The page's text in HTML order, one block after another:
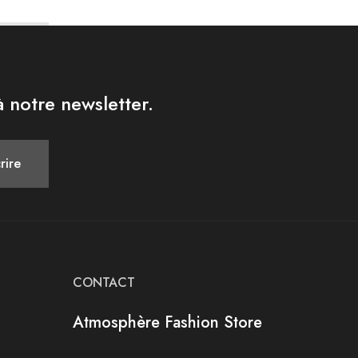
notre newsletter.
CONTACT
Atmosphère Fashion Store